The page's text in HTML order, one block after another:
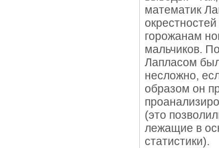
математик
горожанам
мальчиков.
Лапласом
несложно,
образом он
(это
лежащие в
статистики).